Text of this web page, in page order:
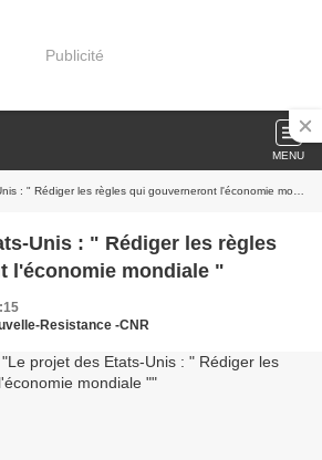
Publicité
MENU
: " Rédiger les règles qui gouverneront l'économie mondiale "
Unis : " Rédiger les règles
l'économie mondiale "
Resistance -CNR